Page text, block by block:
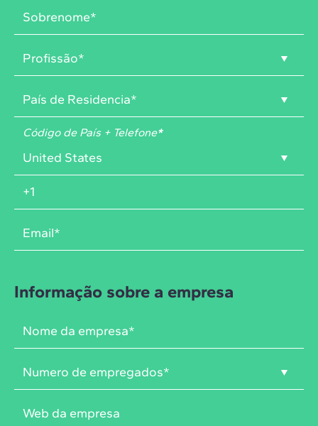
Código de País + Telefone*
Informação sobre a empresa